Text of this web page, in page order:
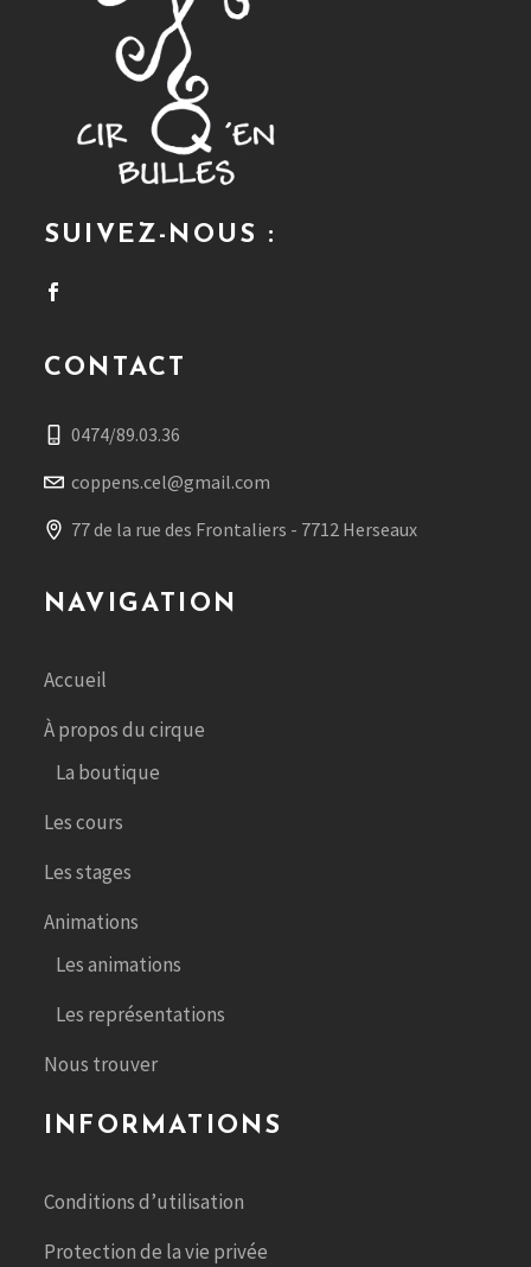
SUIVEZ-NOUS :
CONTACT
0474/89.03.36
coppens.cel@gmail.com
77 de la rue des Frontaliers - 7712 Herseaux
NAVIGATION
Accueil
À propos du cirque
La boutique
Les cours
Les stages
Animations
Les animations
Les représentations
Nous trouver
INFORMATIONS
Conditions d’utilisation
Protection de la vie privée